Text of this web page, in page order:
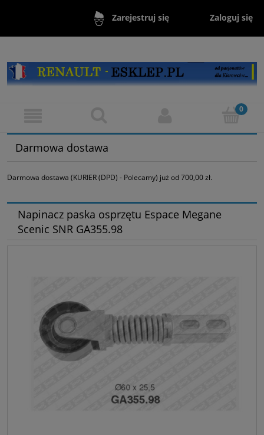
Zarejestruj się Zaloguj się
Darmowa dostawa
Darmowa dostawa (KURIER (DPD) - Polecamy) już od 700,00 zł.
Napinacz paska osprzętu Espace Megane
Scenic SNR GA355.98